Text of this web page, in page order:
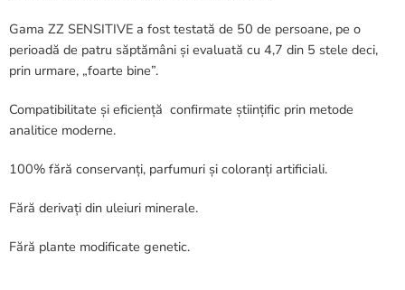
Gama ZZ SENSITIVE a fost testată de 50 de persoane, pe o
perioadă de patru săptămâni și evaluată cu 4,7 din 5 stele deci,
prin urmare, „foarte bine”.
Compatibilitate și eficiență confirmate științific prin metode
analitice moderne.
100% fără conservanți, parfumuri și coloranți artificiali.
Fără derivați din uleiuri minerale.
Fără plante modificate genetic.